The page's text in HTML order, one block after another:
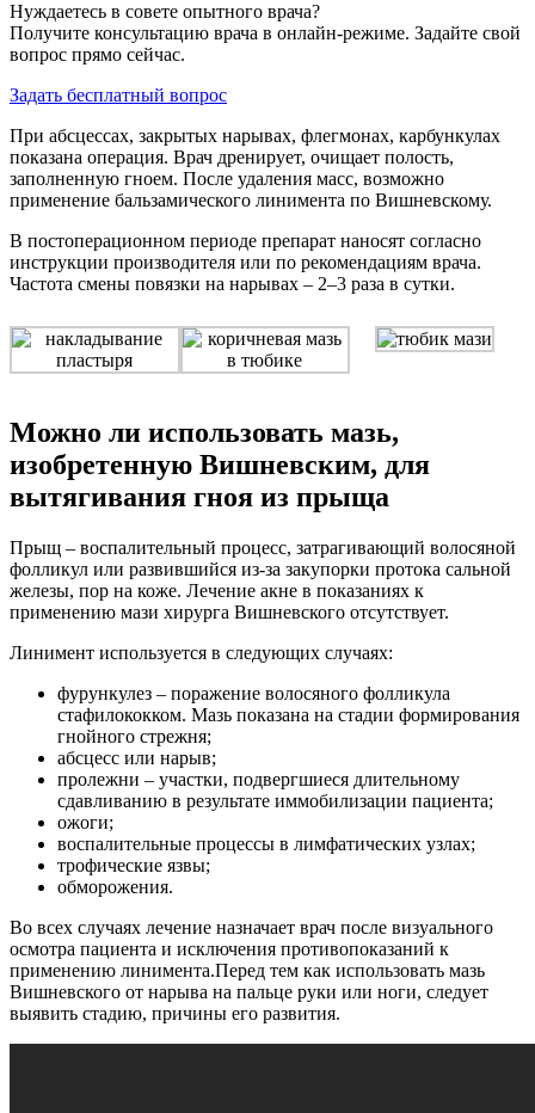
Нуждаетесь в совете опытного врача?
Получите консультацию врача в онлайн-режиме. Задайте свой
вопрос прямо сейчас.
Задать бесплатный вопрос
При абсцессах, закрытых нарывах, флегмонах, карбункулах
показана операция. Врач дренирует, очищает полость,
заполненную гноем. После удаления масс, возможно
применение бальзамического линимента по Вишневскому.
В постоперационном периоде препарат наносят согласно
инструкции производителя или по рекомендациям врача.
Частота смены повязки на нарывах – 2–3 раза в сутки.
Можно ли использовать мазь,
изобретенную Вишневским, для
вытягивания гноя из прыща
Прыщ – воспалительный процесс, затрагивающий волосяной
фолликул или развившийся из-за закупорки протока сальной
железы, пор на коже. Лечение акне в показаниях к
применению мази хирурга Вишневского отсутствует.
Линимент используется в следующих случаях:
фурункулез – поражение волосяного фолликула
стафилококком. Мазь показана на стадии формирования
гнойного стрежня;
абсцесс или нарыв;
пролежни – участки, подвергшиеся длительному
сдавливанию в результате иммобилизации пациента;
ожоги;
воспалительные процессы в лимфатических узлах;
трофические язвы;
обморожения.
Во всех случаях лечение назначает врач после визуального
осмотра пациента и исключения противопоказаний к
применению линимента.Перед тем как использовать мазь
Вишневского от нарыва на пальце руки или ноги, следует
выявить стадию, причины его развития.